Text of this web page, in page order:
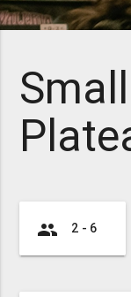
group 2 - 6